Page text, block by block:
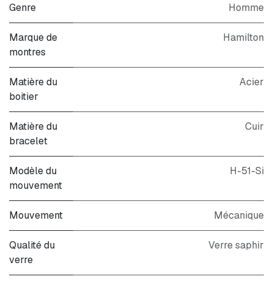
Genre Homme
Marque de
montres
Hamilton
Matière du
boitier
Acier
Matière du
bracelet
Cuir
Modèle du
mouvement
H-51-Si
Mouvement Mécanique
Qualité du
verre
Verre saphir